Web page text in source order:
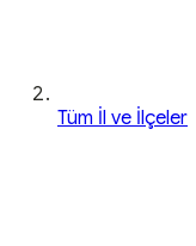
Tüm İl ve İlçeler